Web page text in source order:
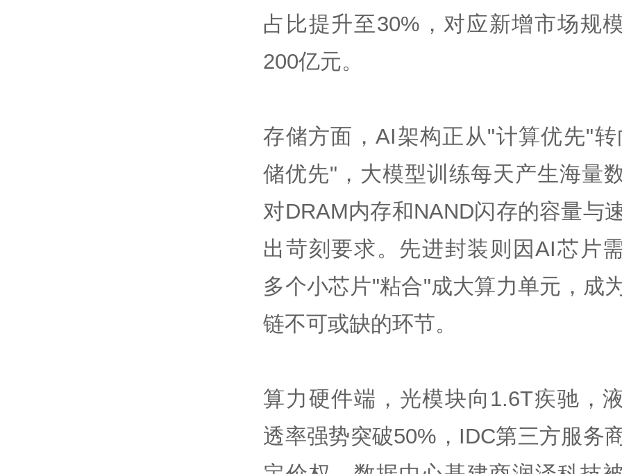
占比提升至30%，对应新增市场规
200亿元。
存储方面，AI架构正从"计算优先"转
储优先"，大模型训练每天产生海量
对DRAM内存和NAND闪存的容量与
出苛刻要求。先进封装则因AI芯片
多个小芯片"粘合"成大算力单元，成
链不可或缺的环节。
算力硬件端，光模块向1.6T疾驰，
透率强势突破50%，IDC第三方服务